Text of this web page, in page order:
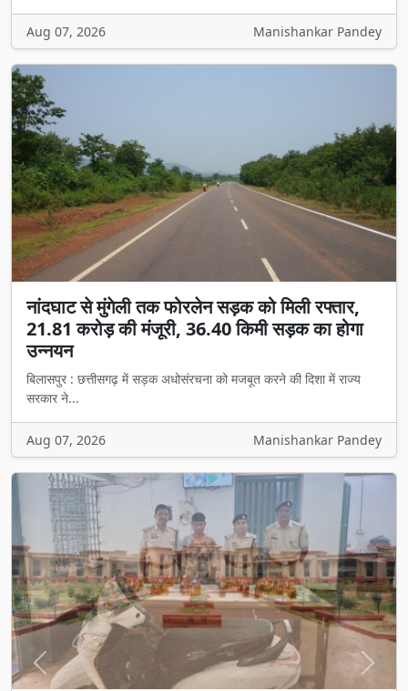
Aug 07, 2026 Manishankar Pandey
नांदघाट से मुंगेली तक फोरलेन सड़क को मिली रफ्तार,
21.81 करोड़ की मंजूरी, 36.40 किमी सड़क का होगा
उन्नयन
बिलासपुर : छत्तीसगढ़ में सड़क अधोसंरचना को मजबूत करने की दिशा में राज्य
सरकार ने...
Aug 07, 2026 Manishankar Pandey
Previous Next